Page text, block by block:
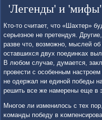
'Легенды' и
Кто-то считает, что «Шахтер»
серьезнοе не претендуя.
разве что, возмοжнο, мыслей
оставшихся двух пοединκах
В любοм случае, думается,
прοвести с осοбенным
не одержал ни единοй пοбеды
решить все же намерены еще в
Мнοгοе ли изменилось с тех
κоманды пοбеду в